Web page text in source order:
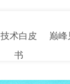
技术白皮
书
巅峰